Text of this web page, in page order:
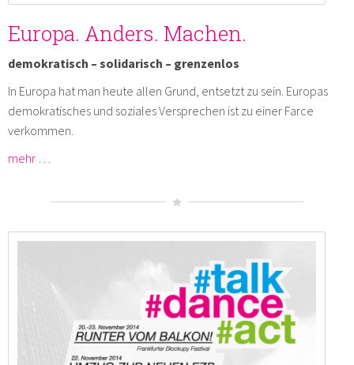
Europa. Anders. Machen.
demokratisch – solidarisch – grenzenlos
In Europa hat man heute allen Grund, entsetzt zu sein. Europas
demokratisches und soziales Versprechen ist zu einer Farce
verkommen.
mehr …